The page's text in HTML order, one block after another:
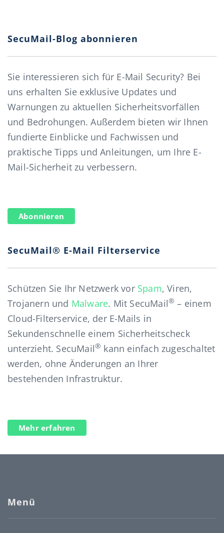
SecuMail-Blog abonnieren
Sie interessieren sich für E-Mail Security? Bei
uns erhalten Sie exklusive Updates und
Warnungen zu aktuellen Sicherheitsvorfällen
und Bedrohungen. Außerdem bieten wir Ihnen
fundierte Einblicke und Fachwissen und
praktische Tipps und Anleitungen, um Ihre E-
Mail-Sicherheit zu verbessern.
Abonnieren
SecuMail® E-Mail Filterservice
Schützen Sie Ihr Netzwerk vor Spam, Viren,
Trojanern und Malware. Mit SecuMail® – einem
Cloud-Filterservice, der E-Mails in
Sekundenschnelle einem Sicherheitscheck
unterzieht. SecuMail® kann einfach zugeschaltet
werden, ohne Änderungen an Ihrer
bestehenden Infrastruktur.
Mehr erfahren
Menü